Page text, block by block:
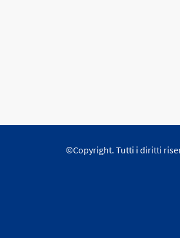
©Copyright. Tutti i diritti